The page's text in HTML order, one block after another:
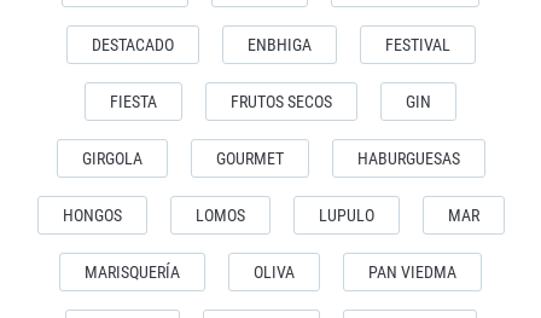
DESTACADO ENBHIGA FESTIVAL
FIESTA FRUTOS SECOS GIN
GIRGOLA GOURMET HABURGUESAS
HONGOS LOMOS LUPULO MAR
MARISQUERÍA OLIVA PAN VIEDMA